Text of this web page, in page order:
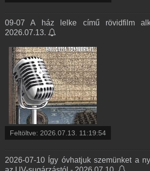
09-07 A ház lelke című rövidfilm
2026.07.13.
Feltöltve: 2026.07.13. 11:19:54
2026-07-10 Így óvhatjuk szemünket a